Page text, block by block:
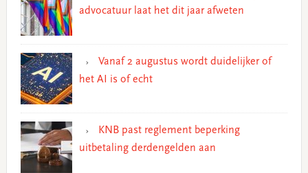
advocatuur laat het dit jaar afweten
Vanaf 2 augustus wordt duidelijker of
het AI is of echt
KNB past reglement beperking
uitbetaling derdengelden aan